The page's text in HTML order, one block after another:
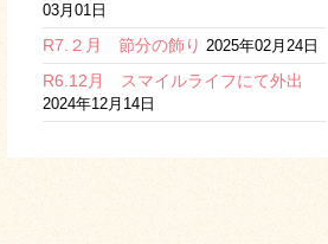
03月01日
R7.２月 節分の飾り 2025年02月24日
R6.12月 スマイルライフにて外出
2024年12月14日